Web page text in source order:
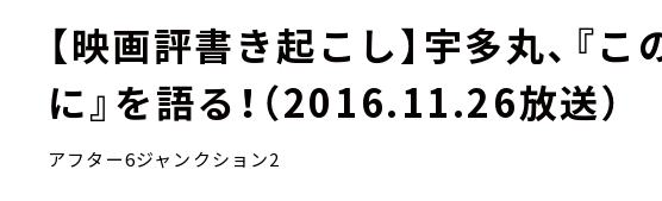
【映画評書き起こし】宇多丸、『
に』を語る！（2016.11.26放送）
アフター6ジャンクション2